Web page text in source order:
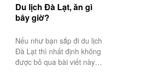
Du lịch Đà Lạt, ăn gì
bây giờ?
Nếu như bạn sắp đi du lịch
Đà Lạt thì nhất định không
được bỏ qua bài viết này.